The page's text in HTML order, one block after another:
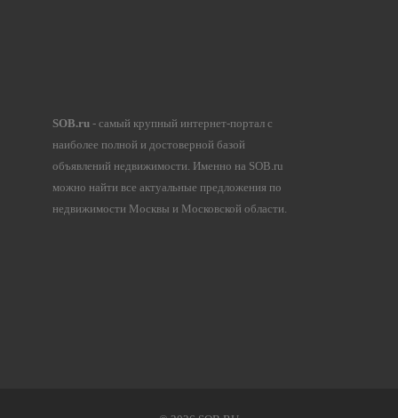
SOB.ru - самый крупный интернет-портал с
наиболее полной и достоверной базой
объявлений недвижимости. Именно на SOB.ru
можно найти все актуальные предложения по
недвижимости Москвы и Московской области.